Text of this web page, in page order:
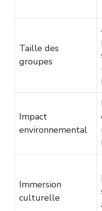
Taille des
groupes
Impact
environnemental
Immersion
culturelle